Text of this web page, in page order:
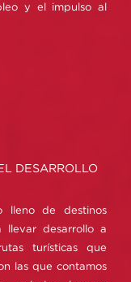
y el impulso al
DESARROLLO
lleno de destinos
desarrollo a
turísticas que
las que contamos